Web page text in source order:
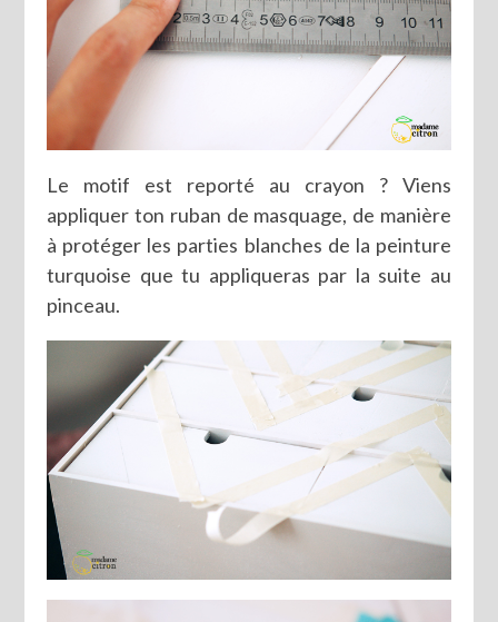
Le motif est reporté au crayon ? Viens
appliquer ton ruban de masquage, de manière
à protéger les parties blanches de la peinture
turquoise que tu appliqueras par la suite au
pinceau.